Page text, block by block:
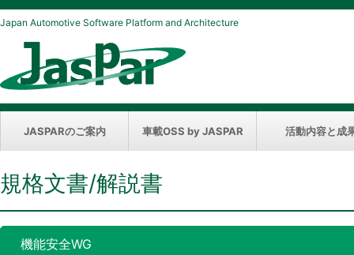
Japan Automotive Software Platform and Architecture
JASPARのご案内 車載OSS by JASPAR 活動内容と成
規格文書/解説書
機能安全WG